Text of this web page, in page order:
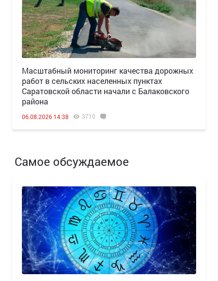
Масштабный мониторинг качества дорожных
работ в сельских населенных пунктах
Саратовской области начали с Балаковского
района
06.08.2026 14:38 3710
Самое обсуждаемое